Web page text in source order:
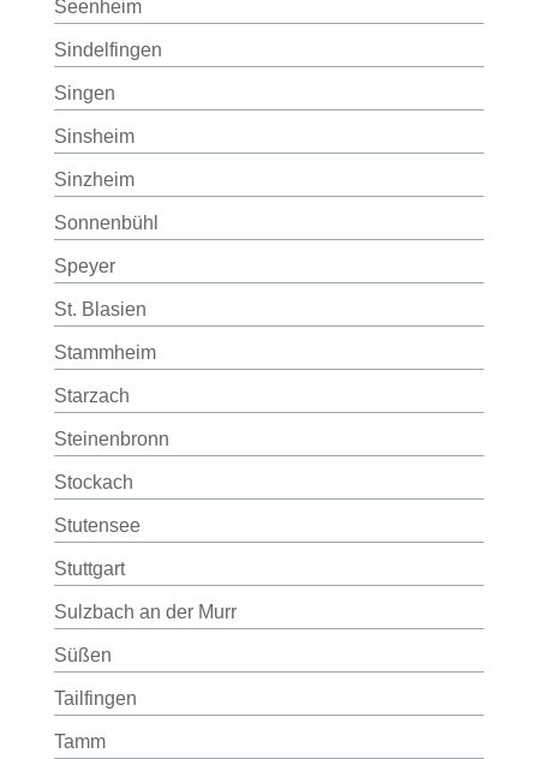
Seenheim
Sindelfingen
Singen
Sinsheim
Sinzheim
Sonnenbühl
Speyer
St. Blasien
Stammheim
Starzach
Steinenbronn
Stockach
Stutensee
Stuttgart
Sulzbach an der Murr
Süßen
Tailfingen
Tamm